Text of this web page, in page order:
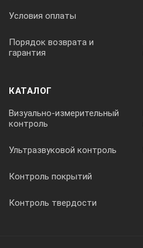
Наконечник мм
C
Условия оплаты
Порядок возврата и
гарантия
КАТАЛОГ
Визуально-измерительный
контроль
Ультразвуковой контроль
Контроль покрытий
Контроль твердости